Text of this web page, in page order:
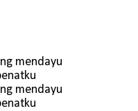
mendayu
mendayu